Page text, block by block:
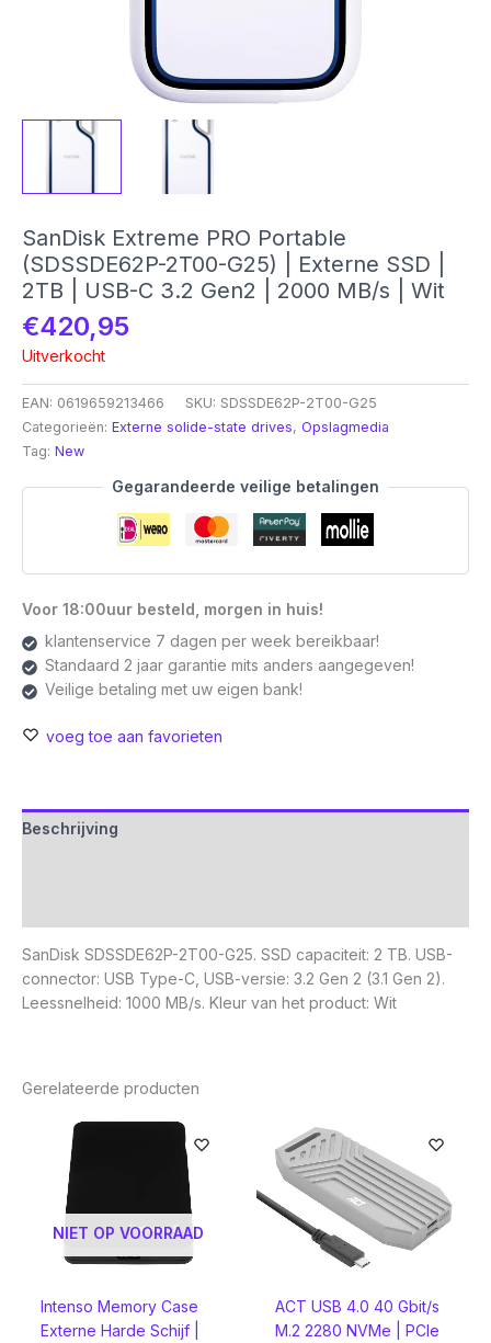
SanDisk Extreme PRO Portable
(SDSSDE62P-2T00-G25) | Externe SSD |
2TB | USB-C 3.2 Gen2 | 2000 MB/s | Wit
€420,95
Uitverkocht
EAN: 0619659213466 SKU: SDSSDE62P-2T00-G25
Categorieën: Externe solide-state drives, Opslagmedia
Tag: New
Gegarandeerde veilige betalingen
Voor 18:00uur besteld, morgen in huis!
klantenservice 7 dagen per week bereikbaar!
Standaard 2 jaar garantie mits anders aangegeven!
Veilige betaling met uw eigen bank!
voeg toe aan favorieten
Beschrijving
SanDisk SDSSDE62P-2T00-G25. SSD capaciteit: 2 TB. USB-
connector: USB Type-C, USB-versie: 3.2 Gen 2 (3.1 Gen 2).
Leessnelheid: 1000 MB/s. Kleur van het product: Wit
Gerelateerde producten
NIET OP VOORRAAD
Intenso Memory Case
Externe Harde Schijf |
ACT USB 4.0 40 Gbit/s
M.2 2280 NVMe | PCIe